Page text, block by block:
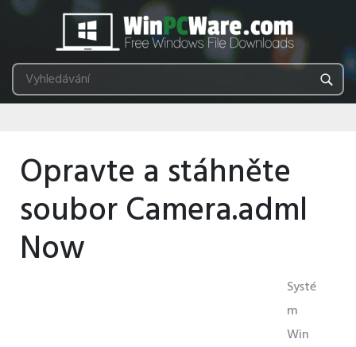
Opravte a stáhněte
soubor Camera.adml
Now
Systé
m
Win